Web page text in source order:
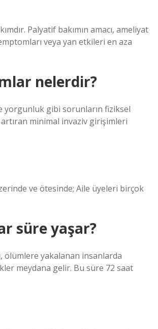
Palyatif bakımın amacı, ameliyat
veya yan etkileri en aza
nelerdir?
yorgunluk gibi sorunların fiziksel
minimal invaziv girişimleri
ve ötesinde; Aile üyeleri birçok
süre yaşar?
ölümlere yakalanan insanlarda
meydana gelir. Bu süre 72 saat